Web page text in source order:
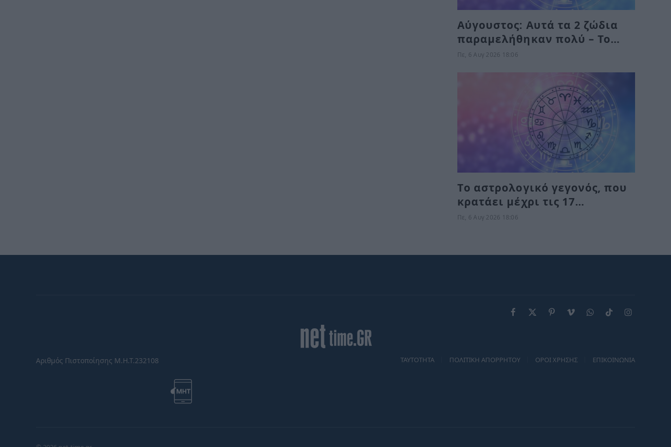
Αύγουστος: Αυτά τα 2 ζώδια
παραμελήθηκαν πολύ – Το
Σύμπαν τους δίνει τύχη το
Πε, 6 Αυγ 2026 18:06
Tο αστρολογικό γεγονός, που
κρατάει μέχρι τις 17
Σεπτεμβρίου και δοκιμάζει
πληγές
Πε, 6 Αυγ 2026 18:06
Facebook
X
PinterestVimeoWhatsAppTikTokInstagram
Αριθμός Πιστοποίησης Μ.Η.Τ.232108 TAYTOTHTA ΠΟΛΙΤΙΚΗ ΑΠΟΡΡΗΤΟΥ ΟΡΟΙ ΧΡΗΣΗΣ ΕΠΙΚΟΙΝΩΝΙΑ